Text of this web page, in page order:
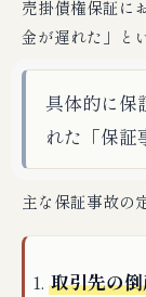
売掛債権保証に
金が遅れた」と
具体的に保
れた「保証
主な保証事故の
取引先の